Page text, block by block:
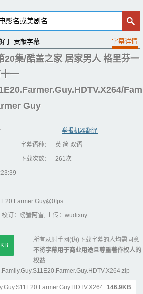
门 贡献字幕
20集/酷盖之家 居家男人 格里芬一
一
Fam
Guy
举报机器翻译
字幕语种：
英 简 双语
下载次数：
261次
Farmer Guy@0fps
校订：螃蟹阿雪, 上传：wudixny
所有从射手网(伪)下载字幕的人均需同意
不将字幕用于商业用途且尊重著作权人的
权益
146.9KB